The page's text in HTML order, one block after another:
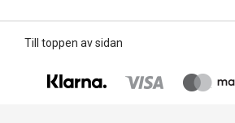
Till toppen av sidan